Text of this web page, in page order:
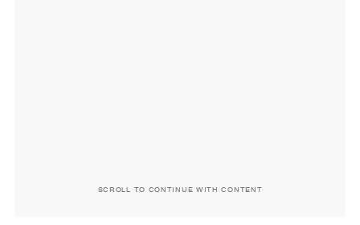
SCROLL TO CONTINUE WITH CONTENT